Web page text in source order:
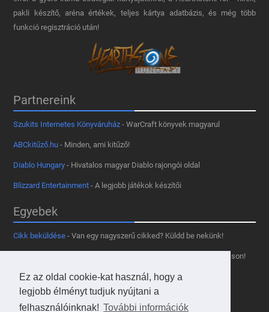
Ez az oldal cookie-kat használ, hogy a
legjobb élményt tudjuk nyújtani a
felhasználóinknak! További információk
pakli készítő, aréna értékek, teljes kártya adatbázis, és még több
funkció regisztráció után!
Partnereink
Szukits Internetes Könyváruház - WarCraft könyvek magyarul
ABCkitűző.hu - Minden, ami kitűző!
Diablo Hungary - Hivatalos magyar Diablo rajongói oldal
Blizzard Entertainment - A legjobb játékok készítői
Egyebek
Cikk beküldése - Van egy nagyszerű cikked? Küldd be nekünk!
- Tetszik az oldal? Segíts, hogy fennmaradhasson!
Kapcsolat, médiaajánlat- Lépj velünk kapcsolatba!
Használd a tooltipünket- A saját oldaladon is!